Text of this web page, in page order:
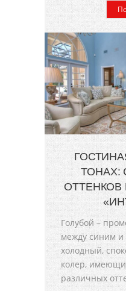
ТОНАХ:
ОТТЕНКОВ
Голубой –
между синим
холодный,
колер,
различных